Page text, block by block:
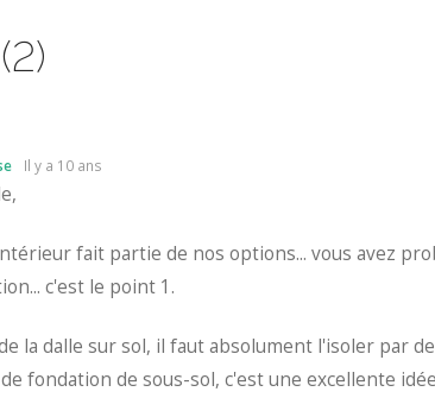
il y a 10 ans
fait partie de nos options... vous avez
c'est le point 1.
la dalle sur sol, il faut absolument l'isoler par
fondation de sous-sol, c'est une excellente